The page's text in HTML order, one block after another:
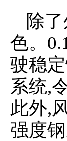
除
色。
驶稳
系统,
此外,
强度